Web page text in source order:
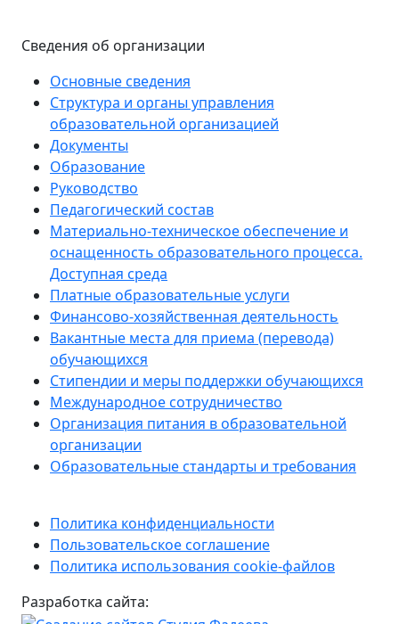
Сведения об организации
Основные сведения
Структура и органы управления
образовательной организацией
Документы
Образование
Руководство
Педагогический состав
Материально-техническое обеспечение и
оснащенность образовательного процесса.
Доступная среда
Платные образовательные услуги
Финансово-хозяйственная деятельность
Вакантные места для приема (перевода)
обучающихся
Стипендии и меры поддержки обучающихся
Международное сотрудничество
Организация питания в образовательной
организации
Образовательные стандарты и требования
Политика конфиденциальности
Пользовательское соглашение
Политика использования cookie-файлов
Разработка сайта: